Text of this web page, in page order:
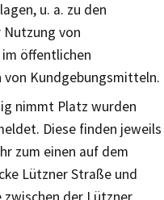
u. a. zu den
von
öffentlichen
von Kundgebungsmitteln.
nimmt Platz wurden
Diese finden jeweils
zum einen auf dem
Lützner Straße und